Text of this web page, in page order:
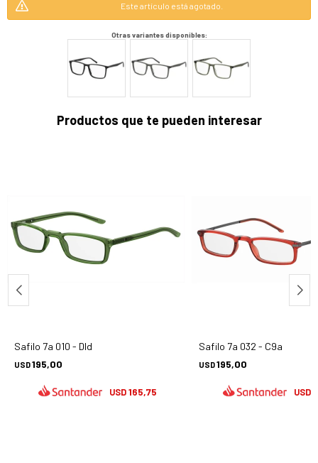
Este artículo está agotado.
Otras variantes disponibles:
Productos que te pueden interesar
Safilo 7a 010 - Dld
USD195,00
USD165,75
Safilo 7a 032 - C9a
USD195,00
USD